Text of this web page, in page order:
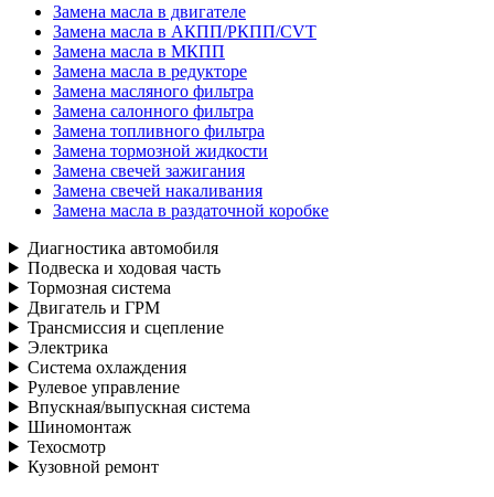
Замена масла в двигателе
Замена масла в АКПП/РКПП/CVT
Замена масла в МКПП
Замена масла в редукторе
Замена масляного фильтра
Замена салонного фильтра
Замена топливного фильтра
Замена тормозной жидкости
Замена свечей зажигания
Замена свечей накаливания
Замена масла в раздаточной коробке
Диагностика автомобиля
Подвеска и ходовая часть
Тормозная система
Двигатель и ГРМ
Трансмиссия и сцепление
Электрика
Система охлаждения
Рулевое управление
Впускная/выпускная система
Шиномонтаж
Техосмотр
Кузовной ремонт